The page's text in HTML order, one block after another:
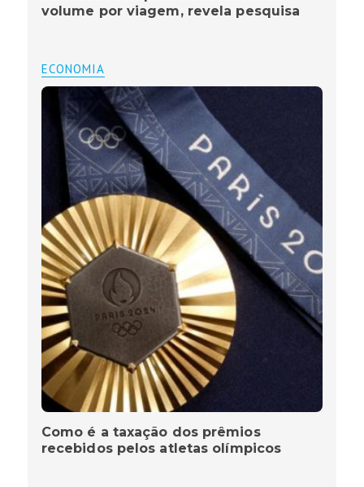
volume por viagem, revela pesquisa
ECONOMIA
Como é a taxação dos prêmios
recebidos pelos atletas olímpicos